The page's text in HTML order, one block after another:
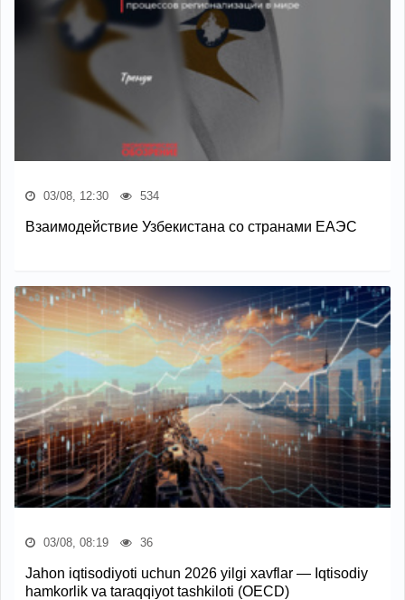
03/08, 12:30 534
Взаимодействие Узбекистана со странами ЕАЭС
03/08, 08:19 36
Jahon iqtisodiyoti uchun 2026 yilgi xavflar — Iqtisodiy
hamkorlik va taraqqiyot tashkiloti (OECD)